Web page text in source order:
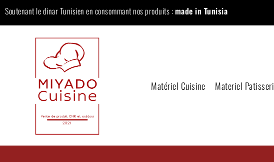
Soutenant le dinar Tunisien en consommant nos produits :made in Tunisia
Matériel Cuisine Materiel